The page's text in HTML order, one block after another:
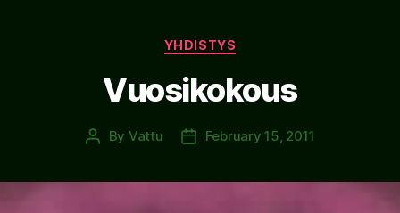
Categories
YHDISTYS
Vuosikokous
Post
By Vattu
PostFebruary 15, 2011